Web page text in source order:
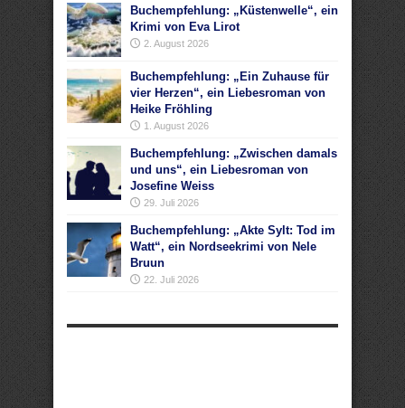
Buchempfehlung: „Küstenwelle“, ein
Krimi von Eva Lirot
2. August 2026
Buchempfehlung: „Ein Zuhause für
vier Herzen“, ein Liebesroman von
Heike Fröhling
1. August 2026
Buchempfehlung: „Zwischen damals
und uns“, ein Liebesroman von
Josefine Weiss
29. Juli 2026
Buchempfehlung: „Akte Sylt: Tod im
Watt“, ein Nordseekrimi von Nele
Bruun
22. Juli 2026